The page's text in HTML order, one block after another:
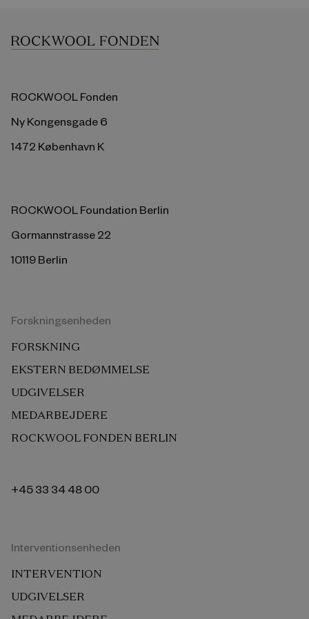
ROCKWOOL Fonden
Ny Kongensgade 6
1472 København K
ROCKWOOL Foundation Berlin
Gormannstrasse 22
10119 Berlin
Forskningsenheden
FORSKNING
EKSTERN BEDØMMELSE
UDGIVELSER
MEDARBEJDERE
ROCKWOOL FONDEN BERLIN
+45 33 34 48 00
Interventionsenheden
INTERVENTION
UDGIVELSER